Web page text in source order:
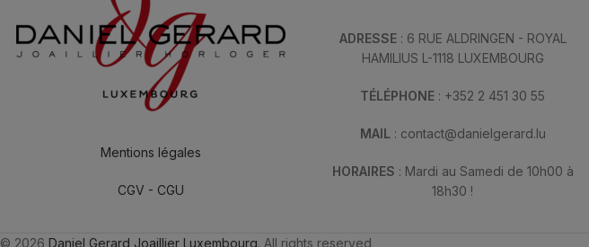
Mentions légales
CGV - CGU
ADRESSE: 6 RUE ALDRINGEN - ROYAL
HAMILIUS L-1118 LUXEMBOURG
TÉLÉPHONE : +352 2 451 30 55
MAIL : contact@danielgerard.lu
HORAIRES : Mardi au Samedi de 10h00 à
18h30 !
© 2026 Daniel Gerard Joaillier Luxembourg. All rights reserved